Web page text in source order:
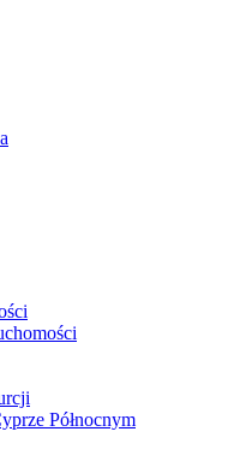
Północnym